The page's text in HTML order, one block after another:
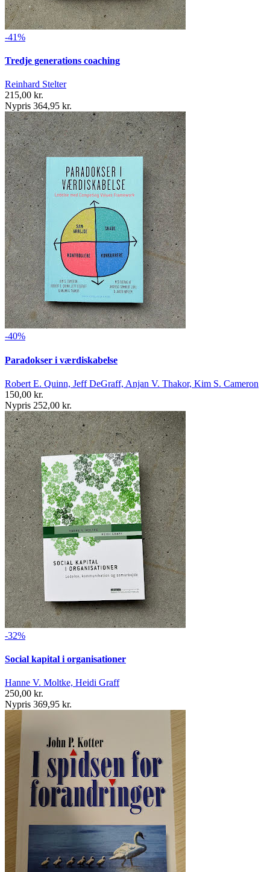
-41%
Tredje generations coaching
Reinhard Stelter
215,00 kr.
Nypris 364,95 kr.
-40%
Paradokser i værdiskabelse
Robert E. Quinn, Jeff DeGraff, Anjan V. Thakor, Kim S. Cameron
150,00 kr.
Nypris 252,00 kr.
-32%
Social kapital i organisationer
Hanne V. Moltke, Heidi Graff
250,00 kr.
Nypris 369,95 kr.